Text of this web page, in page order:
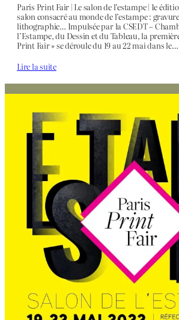
Paris Print Fair | Le salon de l’estampe | 1e
salon consacré au monde de l’estampe :
lithographie… Impulsée par la CSEDT –
l’Estampe, du Dessin et du Tableau, la
Print Fair » se déroule du 19 au 22 mai dans le…
Lire la suite